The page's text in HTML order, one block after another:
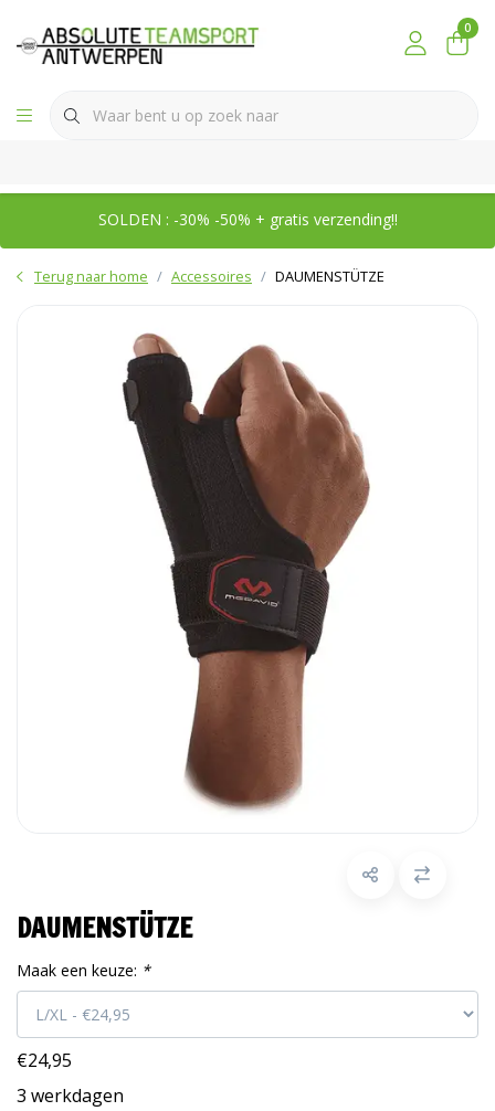
0
SOLDEN : -30% -50% + gratis verzending!!
Terug naar home Accessoires DAUMENSTÜTZE
DAUMENSTÜTZE
Maak een keuze: *
€24,95
3 werkdagen